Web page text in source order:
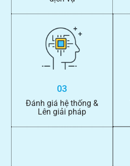
03
Đánh giá hệ thống &
Lên giải pháp